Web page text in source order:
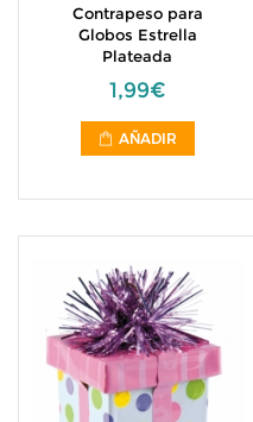
Contrapeso para
Globos Estrella
Plateada
1,99€
AÑADIR